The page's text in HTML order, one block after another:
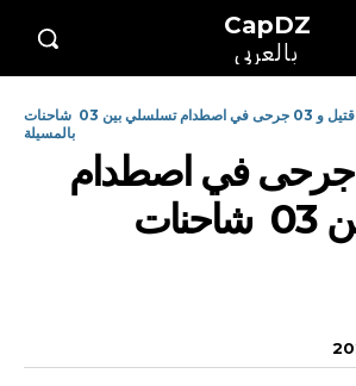
CapDZ
بالعربي
قتيل و 03 جرحى في اصطدام تسلسلي بين 03 شاحنات
بالمسيلة
قتيل و 03 جرحى في اصطدام
تسلسلي بين 03 شاحنات